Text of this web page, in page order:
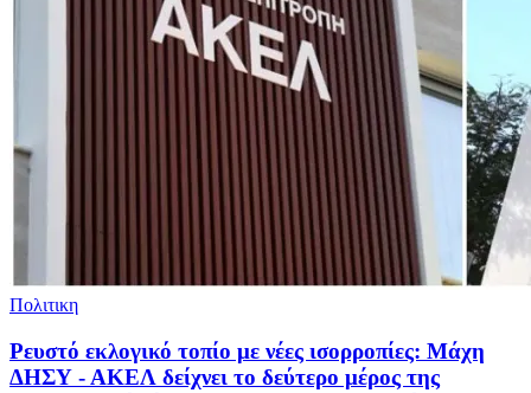
Πολιτικη
Ρευστό εκλογικό τοπίο με νέες ισορροπίες: Μάχη
ΔΗΣΥ - ΑΚΕΛ δείχνει το δεύτερο μέρος της